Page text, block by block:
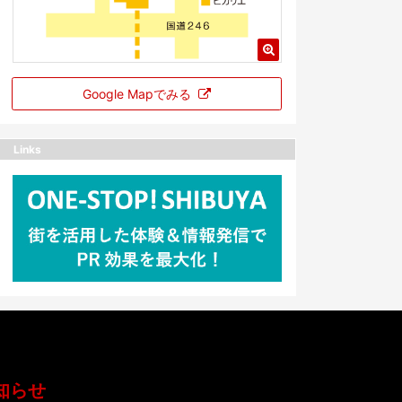
Google Mapでみる
Links
らせ